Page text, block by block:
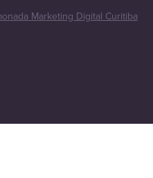
Marketing Digital Curitiba